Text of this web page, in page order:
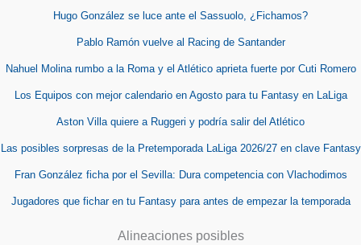
Hugo González se luce ante el Sassuolo, ¿Fichamos?
Pablo Ramón vuelve al Racing de Santander
Nahuel Molina rumbo a la Roma y el Atlético aprieta fuerte por Cuti Romero
Los Equipos con mejor calendario en Agosto para tu Fantasy en LaLiga
Aston Villa quiere a Ruggeri y podría salir del Atlético
Las posibles sorpresas de la Pretemporada LaLiga 2026/27 en clave Fantasy
Fran González ficha por el Sevilla: Dura competencia con Vlachodimos
Jugadores que fichar en tu Fantasy para antes de empezar la temporada
Alineaciones posibles